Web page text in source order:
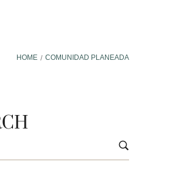
HOME / COMUNIDAD PLANEADA